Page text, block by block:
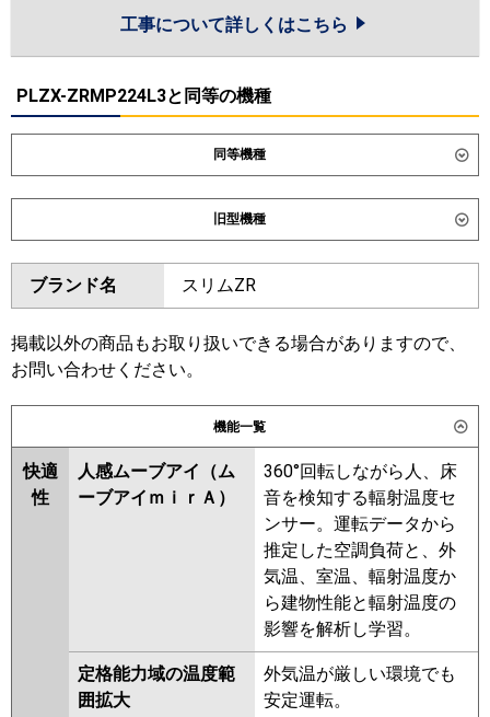
工事について詳しくはこちら
PLZX-ZRMP224L3と同等の機種
同等機種
ダイキン SSRG224DD SSRG224DND
東芝 GWXB22413XU GWXB22413MUB
三菱電機 PLZX-ZRMP224L6
ZRMP224LF6
日立 RCID-GP224RGHP5
三菱重工
FDTWZ2246HP6S
FDTWZ2246HP6S-rak
パナソニック PA-P224L7GDC PA-P224L7GDNC
旧型機種
ダイキン SSRG224CD SSRG224CND
東芝 RWXB22433MUB RWXB22433MU
RWXB22433XU RWXB22433M
RWXB22433X
三菱電機 PLZX-ZRMP224L5 PLZX-
ZRMP224LF5
ZRMP224LF3 PLZX-ZRMP224LF2
PLZX-ZRMP224L2 PLZX-
ZRMP224LFZ
PLZX-ZRMP224LZ
PLZX-ZRP224LFY PLZX-
ZRP224LY PLZX-ZRP224LFV
PLZX-ZRP224LV PLZX-
ZRP224LFR PLZX-ZRP224LR
RCID-GP224RGHP4 RCID-
GP224RGHP3 RCID-
ブランド名 スリムZR
掲載以外の商品もお取り扱いできる場合がありますので、
お問い合わせください。
機能一覧
快適
性
人感ムーブアイ（ム
ーブアイｍｉｒＡ）
360°回転しながら人、床
音を検知する輻射温度セ
ンサー。運転データから
推定した空調負荷と、外
気温、室温、輻射温度か
ら建物性能と輻射温度の
影響を解析し学習。
定格能力域の温度範
囲拡大
外気温が厳しい環境でも
安定運転。